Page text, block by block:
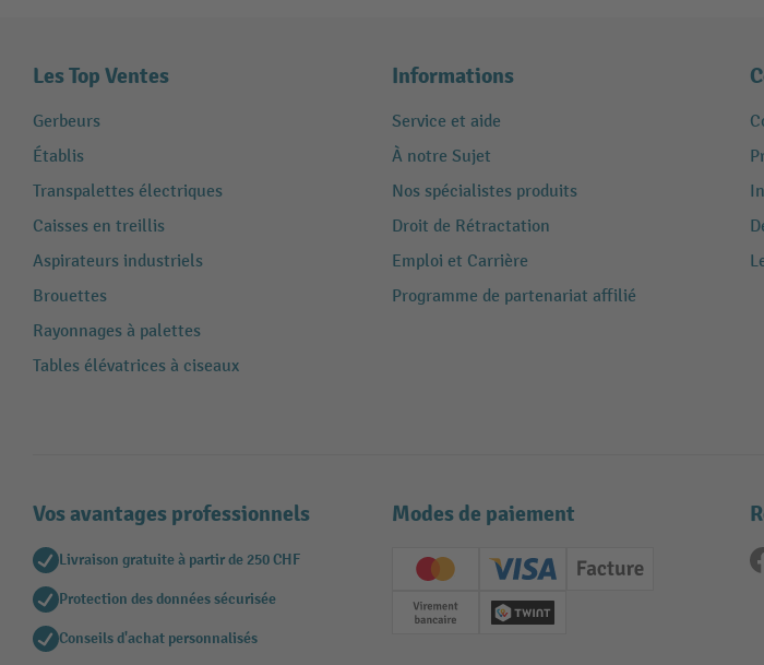
Les Top Ventes
Gerbeurs
Établis
Transpalettes électriques
Caisses en treillis
Aspirateurs industriels
Brouettes
Rayonnages à palettes
Tables élévatrices à ciseaux
Informations
Service et aide
À notre Sujet
Nos spécialistes produits
Droit de Rétractation
Emploi et Carrière
Programme de partenariat affilié
Vos avantages professionnels
Livraison gratuite à partir de 250 CHF
Protection des données sécurisée
Conseils d'achat personnalisés
Modes de paiement
Creditcard (Master)Creditcard (Visa)
Facture
Paiement anticipé
Twint